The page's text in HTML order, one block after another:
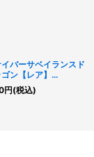
バーサベイランスド
ン【レア】
KP21-JP043}
フュージョン》
円(税込)